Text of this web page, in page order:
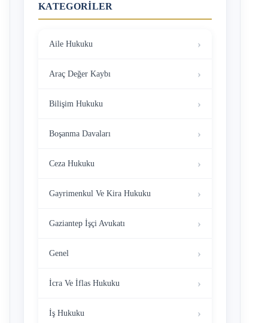
KATEGORILER
Aile Hukuku
Araç Değer Kaybı
Bilişim Hukuku
Boşanma Davaları
Ceza Hukuku
Gayrimenkul Ve Kira Hukuku
Gaziantep İşçi Avukatı
Genel
İcra Ve İflas Hukuku
İş Hukuku